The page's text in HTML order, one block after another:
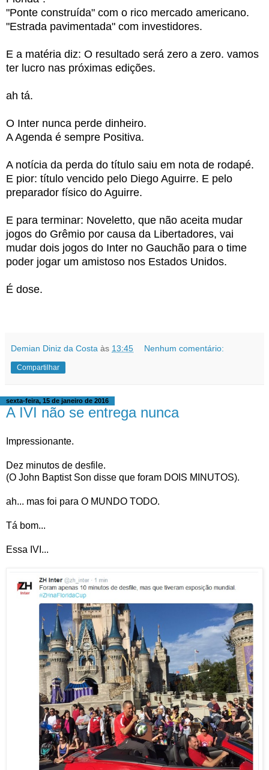
"Ponte construída" com o rico mercado americano.
"Estrada pavimentada" com investidores.
E a matéria diz: O resultado será zero a zero. vamos
ter lucro nas próximas edições.
ah tá.
O Inter nunca perde dinheiro.
A Agenda é sempre Positiva.
A notícia da perda do título saiu em nota de rodapé.
E pior: título vencido pelo Diego Aguirre. E pelo
preparador físico do Aguirre.
E para terminar: Noveletto, que não aceita mudar
jogos do Grêmio por causa da Libertadores, vai
mudar dois jogos do Inter no Gauchão para o time
poder jogar um amistoso nos Estados Unidos.
É dose.
Demian Diniz da Costa às 13:45 Nenhum comentário:
Compartilhar
sexta-feira, 15 de janeiro de 2016
A IVI não se entrega nunca
Impressionante.
Dez minutos de desfile.
(O John Baptist Son disse que foram DOIS MINUTOS).
ah... mas foi para O MUNDO TODO.
Tá bom...
Essa IVI...